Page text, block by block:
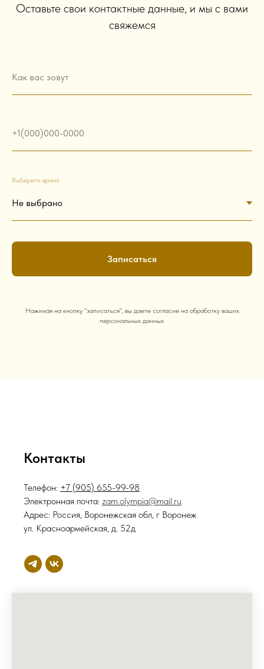
Оставьте свои контактные данные, и мы с вами
свяжемся
Как вас зовут
+1(000)000-0000
Выберете врача
Записаться
Нажимая на кнопку "записаться", вы даете согласие на обработку ваших
персональных данных.
Контакты
Телефон: +7 (905) 655-99-98
Электронная почта: zam.olympia@mail.ru
Адрес: Россия, Воронежская обл, г Воронеж
ул. Красноармейская, д. 52д